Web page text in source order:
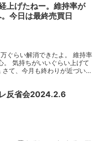
上げたねー。維持率が
今日は最終売買日
ぐらい解消できたよ。 維持率
。 気持ちがいいぐらい上げて
て、今月も終わりが近づいて
反省会2024.2.6